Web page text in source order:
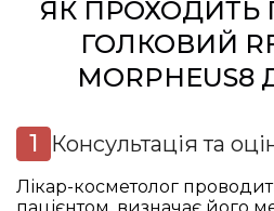
ЯК ПРОХОДИТЬ
ГОЛКОВИЙ
Консультація та
Лікар-косметолог
пацієнтом, визначає його